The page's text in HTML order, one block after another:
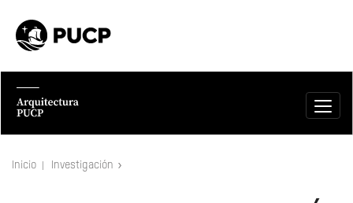
Inicio Investigación